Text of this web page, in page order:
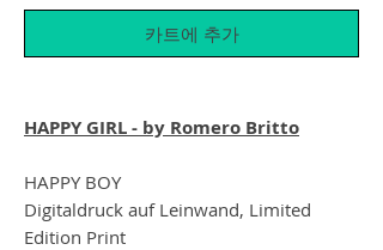
카트에 추가
HAPPY GIRL - by Romero Britto
HAPPY BOY
Digitaldruck auf Leinwand, Limited
Edition Print